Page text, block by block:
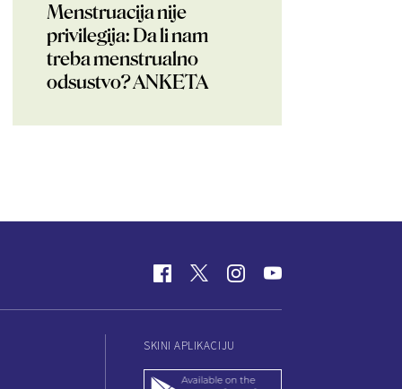
Menstruacija nije
privilegija: Da li nam
treba menstrualno
odsustvo? ANKETA
SKINI APLIKACIJU